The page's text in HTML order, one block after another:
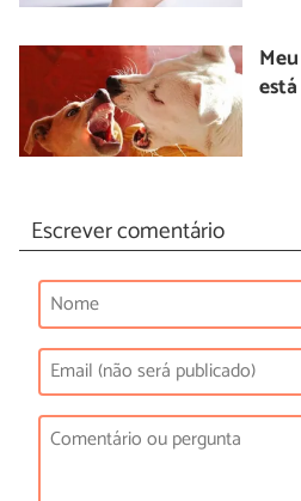
Escrever comentário